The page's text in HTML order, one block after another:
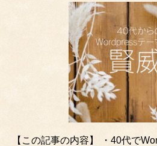
【この記事の内容】 ・40代で